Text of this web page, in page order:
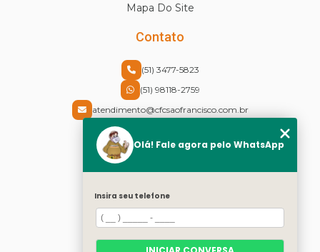
Mapa Do Site
Contato
(51) 3477-5823
(51) 98118-2759
atendimento@cfcsaofrancisco.com.br
Rua Cel Vicente, 30 - Centro
Canoas - RS - CEP: 92310-430
Redes Sociais
Olá! Fale agora pelo WhatsApp
Insira seu telefone